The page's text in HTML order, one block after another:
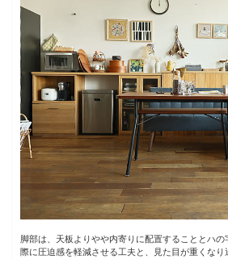
脚部は、天板よりやや内寄りに配置することとハ
際に圧迫感を軽減させる工夫と、見た目が重くな